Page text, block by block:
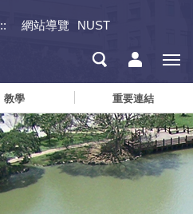
網站導覽 NUST
教學 重要連結